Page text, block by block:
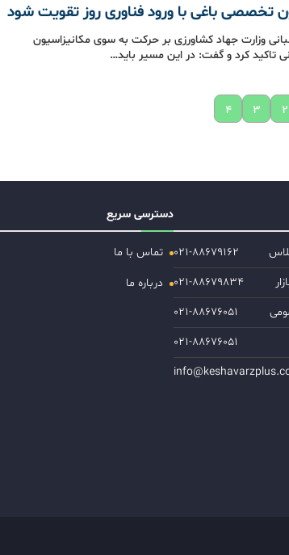
تخصصی باغی با ورود فناوری روز تقویت شود
وزارت جهاد کشاورزی بر حرکت به سوی مکانیزاسیون
تاکید کرد و گفت: در این مسیر باید…
۲ ۳ ۴
۰۲۱-۸۸۶۷۹۱۶۲
۰۲۱-۸۸۶۷۹۸۳۴
۰۲۱-۸۸۶۷۶۰۵۱
۰۲۱-۸۸۶۷۶۰۵۱
دسترسی سریع
تماس با ما
درباره ما